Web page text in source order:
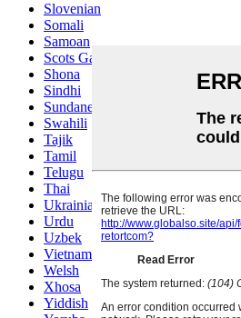
Slovenian
Somali
Samoan
Scots Gaelic
Shona
Sindhi
Sundanese
Swahili
Tajik
Tamil
Telugu
Thai
Ukrainian
Urdu
Uzbek
Vietnamese
Welsh
Xhosa
Yiddish